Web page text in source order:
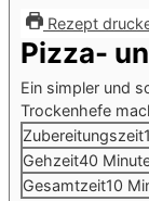
Rezept
Pizza-
Ein simpler und
Trockenhefe
Zubereitungszeit
Gehzeit40
Gesamtzeit10